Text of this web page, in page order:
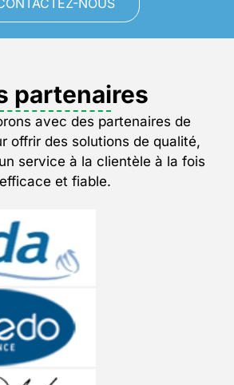
NOUS
partenaires
avec des partenaires de
offrir des solutions de qualité,
service à la clientèle à la fois
efficace et fiable.